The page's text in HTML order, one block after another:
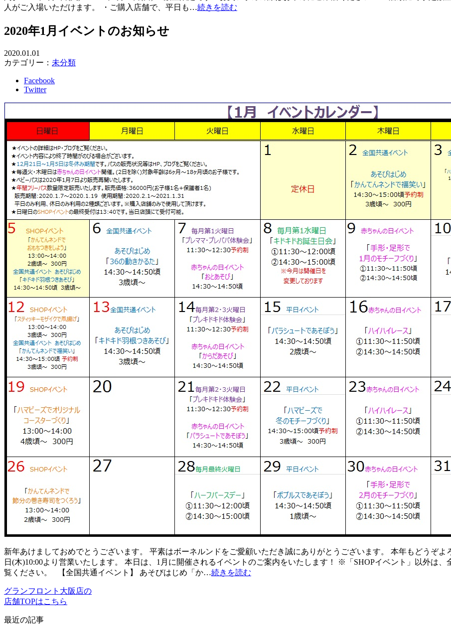
人がご入場いただけます。 ・ご購入店舗で、平日も…続きを読む
2020年1月イベントのお知らせ
2020.01.01
カテゴリー： 未分類
Facebook
Twitter
新年あけましておめでとうございます。 平素はボーネルンドをご愛顧いただき誠にありがとうございます。 本年もどうぞ
日(木)10:00より営業いたします。 本日は、1月に開催されるイベントのご案内をいたします！ ※「SHOPイベント」以外は
覧ください。 【全国共通イベント】 あそびはじめ「か…続きを読む
グランフロント大阪店の
店舗TOPはこちら
最近の記事